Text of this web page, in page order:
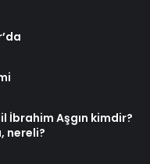
İbrahim Aşgın kimdir?
nereli?